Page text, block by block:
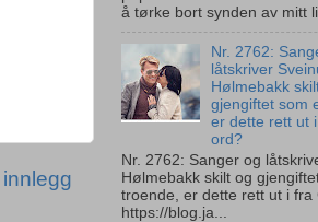
å tørke bort synden av mitt
Nr. 2762:
låtskriver
Hølmebakk
gjengiftet som
er dette rett ut
ord?
Nr. 2762: Sanger og
Hølmebakk skilt og
troende, er dette rett ut i fra
https://blog.ja...